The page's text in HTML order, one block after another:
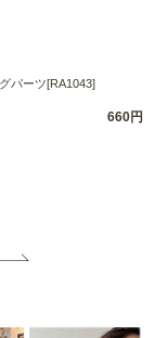
パーツ[RA1043]
660円